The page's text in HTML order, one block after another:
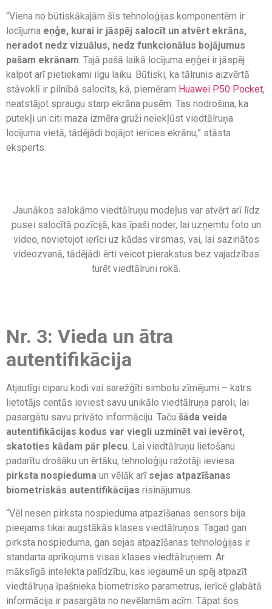
“Viena no būtiskākajām šīs tehnoloģijas komponentēm ir
locījuma eņģe, kurai ir jāspēj salocīt un atvērt ekrāns,
neradot nedz vizuālus, nedz funkcionālus bojājumus
pašam ekrānam. Tajā pašā laikā locījuma eņģei ir jāspēj
kalpot arī pietiekami ilgu laiku. Būtiski, ka tālrunis aizvērtā
stāvoklī ir pilnībā salocīts, kā, piemēram Huawei P50 Pocket,
neatstājot spraugu starp ekrāna pusēm. Tas nodrošina, ka
putekļi un citi maza izmēra gruži neiekļūst viedtālruņa
locījuma vietā, tādējādi bojājot ierīces ekrānu,” stāsta
eksperts.
Jaunākos salokāmo viedtālruņu modeļus var atvērt arī līdz
pusei salocītā pozīcijā, kas īpaši noder, lai uzņemtu foto un
video, novietojot ierīci uz kādas virsmas, vai, lai sazinātos
videozvanā, tādējādi ērti veicot pierakstus bez vajadzības
turēt viedtālruni rokā.
Nr. 3: Vieda un ātra
autentifikācija
Atjautīgi ciparu kodi vai sarežģīti simbolu zīmējumi – katrs
lietotājs centās ieviest savu unikālo viedtālruņa paroli, lai
pasargātu savu privāto informāciju. Taču šāda veida
autentifikācijas kodus var viegli uzminēt vai ievērot,
skatoties kādam pār plecu . Lai viedtālruņu lietošanu
padarītu drošāku un ērtāku, tehnoloģiju ražotāji ieviesa
pirksta nospieduma un vēlāk arī sejas atpazīšanas
biometriskās autentifikācijas risinājumus.
“Vēl nesen pirksta nospieduma atpazīšanas sensors bija
pieejams tikai augstākās klases viedtālruņos. Tagad gan
pirksta nospieduma, gan sejas atpazīšanas tehnoloģijas ir
standarta aprīkojums visas klases viedtālruņiem. Ar
mākslīgā intelekta palīdzību, kas iegaumē un spēj atpazīt
viedtālruņa īpašnieka biometrisko parametrus, ierīcē glabātā
informācija ir pasargāta no nevēlamām acīm. Tāpat šos